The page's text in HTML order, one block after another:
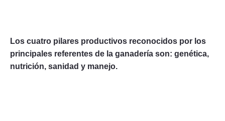
Los cuatro pilares productivos reconocidos por los
principales referentes de la ganadería son: genética,
nutrición, sanidad y manejo.